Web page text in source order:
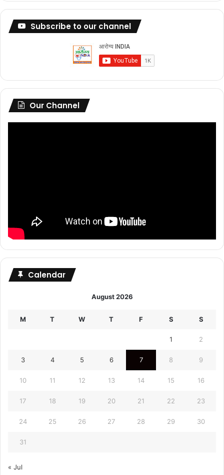
Subscribe to our channel
Our Channel
Calendar
August 2026
M T W T F S S
1 2
3 4 5 6 7 8 9
10 11 12 13 14 15 16
17 18 19 20 21 22 23
24 25 26 27 28 29 30
31
« Jul